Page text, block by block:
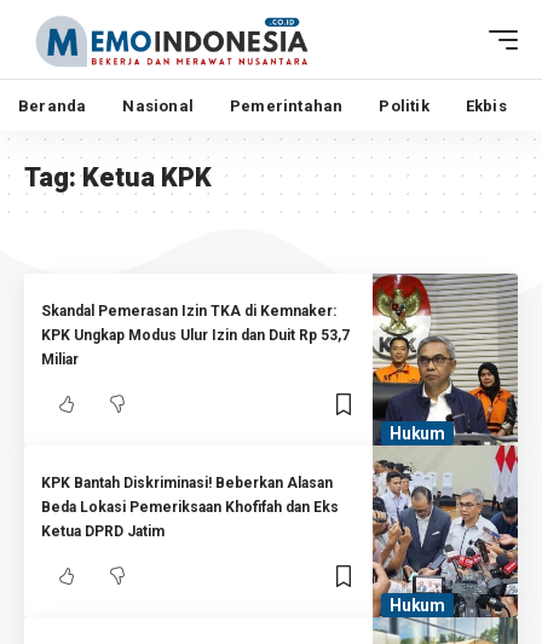
Beranda Nasional Pemerintahan Politik Ekbis
Tag:Ketua KPK
Hukum
Skandal Pemerasan Izin TKA di Kemnaker:
KPK Ungkap Modus Ulur Izin dan Duit Rp 53,7
Miliar
Hukum
KPK Bantah Diskriminasi! Beberkan Alasan
Beda Lokasi Pemeriksaan Khofifah dan Eks
Ketua DPRD Jatim